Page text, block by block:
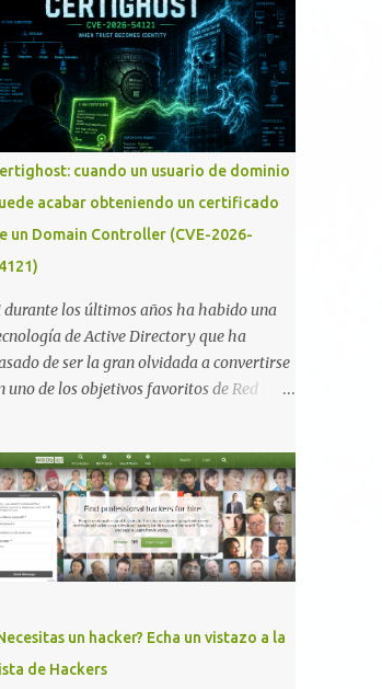
RAM está disponible en el
o la tablet *#*#34971539#*#* :
la información detallada d...
cuando un usuario de dominio
acabar obteniendo un certificado
un Domain Controller (CVE-2026-
durante los últimos años ha habido una
de Active Directory que ha
de ser la gran olvidada a convertirse
uno de los objetivos favoritos de Red
la publicación de Certified Pre-Owned
comunidad descubrió que una PKI mal
podía ser incluso más peligrosa
un Kerberoasting o un abuso de
Ahora llega una nueva
2026-54121) , una elevación de
que afecta a Microsoft Active
Certificate Services y que, según
un hacker? Echa un vistazo a la
de Hackers